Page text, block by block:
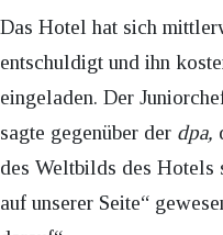
Das Hotel hat sich
entschuldigt und ihn
eingeladen. Der
sagte gegenüber der dpa,
des Weltbilds des Hotels
auf unserer Seite“